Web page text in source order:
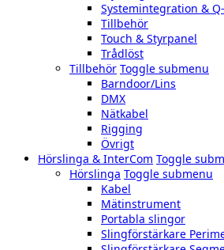
Systemintegration &
Tillbehör
Touch & Styrpanel
Trådlöst
Tillbehör Toggle submenu
Barndoor/Lins
DMX
Nätkabel
Rigging
Övrigt
Hörslinga & InterCom Toggle
Hörslinga Toggle submenu
Kabel
Mätinstrument
Portabla slingor
Slingförstärkare